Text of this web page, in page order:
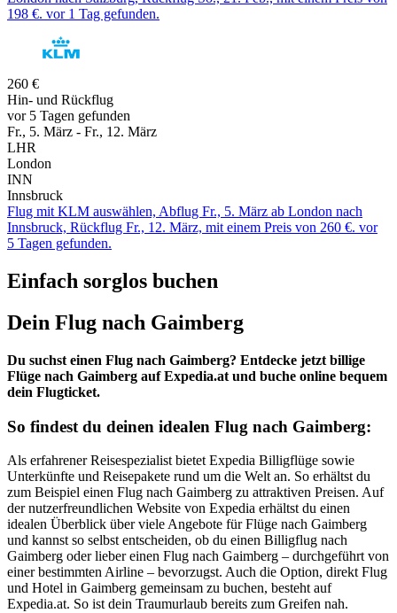
198 €. vor 1 Tag gefunden.
260 €
Hin- und Rückflug
vor 5 Tagen gefunden
Fr., 5. März - Fr., 12. März
LHR
London
INN
Innsbruck
Flug mit KLM auswählen, Abflug Fr., 5. März ab London nach
Innsbruck, Rückflug Fr., 12. März, mit einem Preis von 260 €. vor
5 Tagen gefunden.
Einfach sorglos buchen
Dein Flug nach Gaimberg
Du suchst einen Flug nach Gaimberg? Entdecke jetzt billige
Flüge nach Gaimberg auf Expedia.at und buche online bequem
dein Flugticket.
So findest du deinen idealen Flug nach Gaimberg:
Als erfahrener Reisespezialist bietet Expedia Billigflüge sowie
Unterkünfte und Reisepakete rund um die Welt an. So erhältst du
zum Beispiel einen Flug nach Gaimberg zu attraktiven Preisen. Auf
der nutzerfreundlichen Website von Expedia erhältst du einen
idealen Überblick über viele Angebote für Flüge nach Gaimberg
und kannst so selbst entscheiden, ob du einen Billigflug nach
Gaimberg oder lieber einen Flug nach Gaimberg – durchgeführt von
einer bestimmten Airline – bevorzugst. Auch die Option, direkt Flug
und Hotel in Gaimberg gemeinsam zu buchen, besteht auf
Expedia.at. So ist dein Traumurlaub bereits zum Greifen nah.